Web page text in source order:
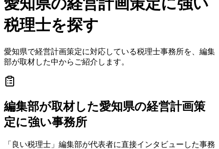
愛知県の経営計画策定に強い
税理士を探す
愛知県で経営計画策定に対応している税理士事務所を、編集
部が取材した中からご紹介します。
編集部が取材した愛知県の経営計画策
定に強い事務所
「良い税理士」編集部が代表者に直接インタビューした事務